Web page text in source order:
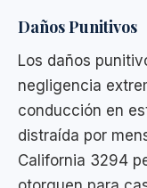
Daños Punitivos
Los daños
negligencia
conducción en
distraída por
California 3294